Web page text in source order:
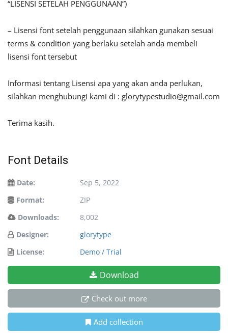
“LISENSI SETELAH PENGGUNAAN”)
– Lisensi font setelah penggunaan silahkan gunakan sesuai
terms & condition yang berlaku setelah anda membeli
lisensi font tersebut
Informasi tentang Lisensi apa yang akan anda perlukan,
silahkan menghubungi kami di : glorytypestudio@gmail.com
Terima kasih.
Font Details
Date:
Sep 5, 2022
Format:
ZIP
Downloads:
8,002
Designer:
glorytype
License:
Demo / Trial
Download
Check out more
Add collection